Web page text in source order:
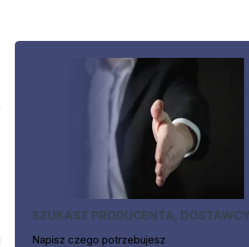
SZUKASZ PRODUCENTA,
Napisz czego potrzebujesz